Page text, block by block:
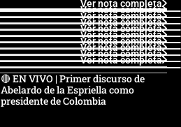
Ver nota completa
Ver nota completa
Ver nota completa
Ver nota completa
Ver nota completa
Ver nota completa
Ver nota completa
Ver nota completa
Ver nota completa
Ver nota completa
🔴 EN VIVO | Primer discurso de
Abelardo de la Espriella como
presidente de Colombia